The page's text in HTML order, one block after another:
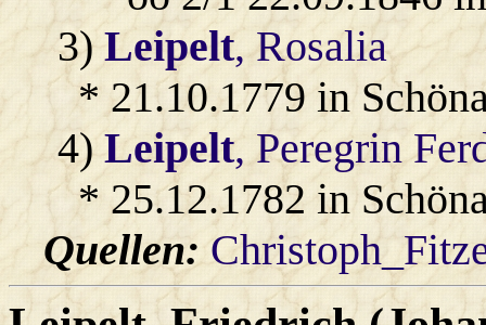
3)Leipelt, Rosalia
* 21.10.1779 in
4)Leipelt, Peregrin
* 25.12.1782 in
Quellen: